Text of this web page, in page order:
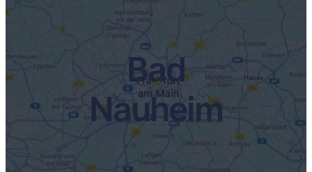
Bad
Nauheim